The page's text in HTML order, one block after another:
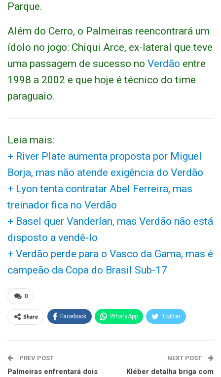
Parque.
Além do Cerro, o Palmeiras reencontrará um
ídolo no jogo: Chiqui Arce, ex-lateral que teve
uma passagem de sucesso no Verdão entre
1998 a 2002 e que hoje é técnico do time
paraguaio.
Leia mais:
+ River Plate aumenta proposta por Miguel
Borja, mas não atende exigência do Verdão
+ Lyon tenta contratar Abel Ferreira, mas
treinador fica no Verdão
+ Basel quer Vanderlan, mas Verdão não está
disposto a vendê-lo
+ Verdão perde para o Vasco da Gama, mas é
campeão da Copa do Brasil Sub-17
0
Share Facebook WhatsApp Twitter
PREV POST
Palmeiras enfrentará dois
NEXT POST
Kléber detalha briga com